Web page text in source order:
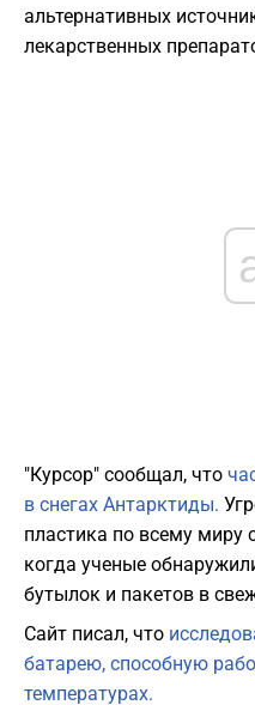
альтернативных
лекарственных
"Курсор" сообщал, что
в снегах Антарктиды.
пластика по всему миру
когда ученые
бутылок и пакетов в
Сайт писал, что
батарею, способную
температурах.